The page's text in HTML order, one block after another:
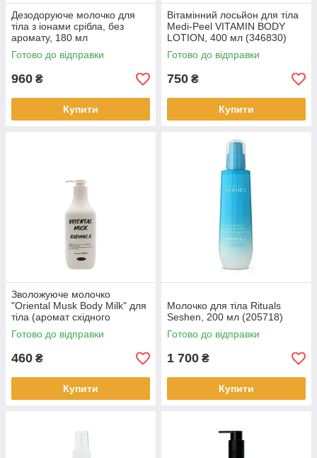
Дезодоруюче молочко для
тіла з іонами срібла, без
аромату, 180 мл
Готово до відправки
960 ₴
Купити
Вітамінний лосьйон для тіла
Medi-Peel VITAMIN BODY
LOTION, 400 мл (346830)
Готово до відправки
750 ₴
Купити
Зволожуюче молочко
"Oriental Musk Body Milk" для
тіла (аромат східного
мускусу) 400 мл (808143)
Готово до відправки
460 ₴
Купити
Молочко для тіла Rituals
Seshen, 200 мл (205718)
Готово до відправки
1 700 ₴
Купити